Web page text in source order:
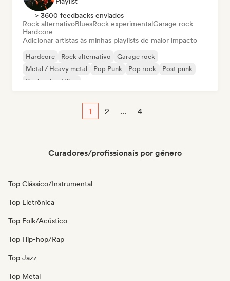
> 3600 feedbacks enviados
Rock alternativoBluesRock experimentalGarage rock
Hardcore
Adicionar artistas às minhas playlists de maior impacto
Hardcore Rock alternativo
Garage rock
Metal / Heavy metal
Pop Punk Pop rock
Post punk
Rock psicodélico
1 2 ... 4
Curadores/profissionais por género
Top Clássico/Instrumental
Top Eletrônica
Top Folk/Acústico
Top Hip-hop/Rap
Top Jazz
Top Metal